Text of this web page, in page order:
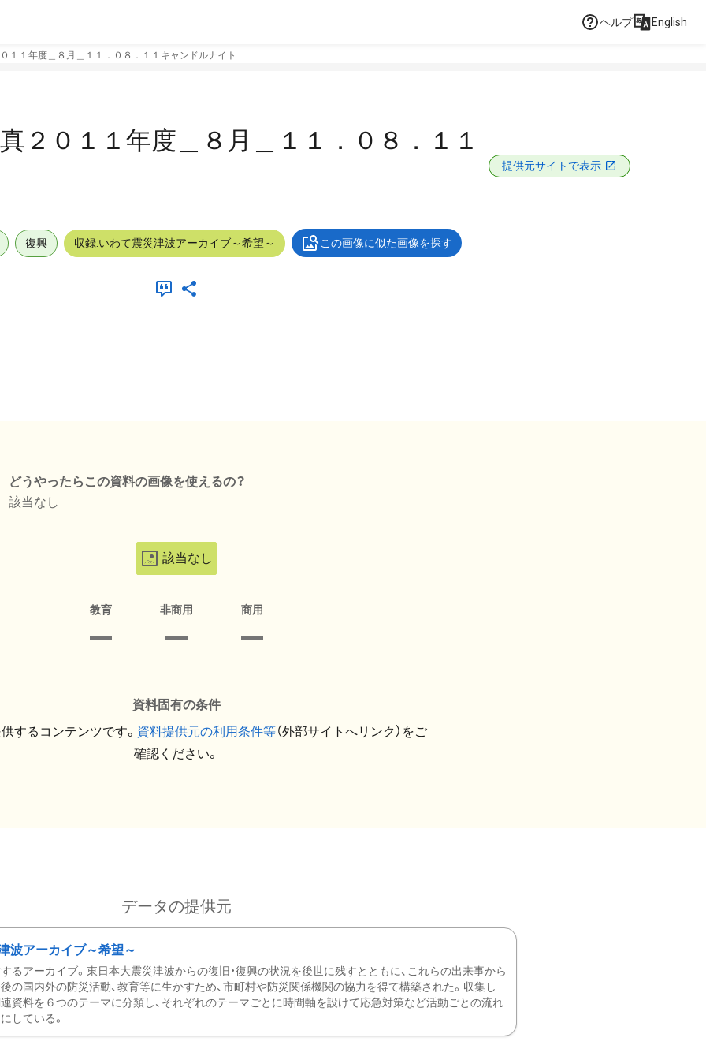
ヘルプ English
１１年度＿８月＿１１．０８．１１キャンドルナイト
２０１１年度＿８月＿１１．０８．１１
提供元サイトで表示
復興 収録:いわて震災津波アーカイブ～希望～ この画像に似た画像を探す
どうやったらこの資料の画像を使えるの？
該当なし
該当なし
教育 非商用 商用
資料固有の条件
するコンテンツです。 資料提供元の利用条件等（外部サイトへリンク）をご
確認ください。
データの提供元
波アーカイブ～希望～
るアーカイブ。東日本大震災津波からの復旧・復興の状況を後世に残すとともに、これらの出来事から
の国内外の防災活動、教育等に生かすため、市町村や防災関係機関の協力を得て構築された。収集し
資料を６つのテーマに分類し、それぞれのテーマごとに時間軸を設けて応急対策など活動ごとの流れ
している。